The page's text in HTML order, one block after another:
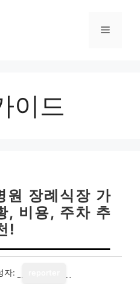
메
이드
원 장례식장 가
, 비용, 주차 추
!
자: